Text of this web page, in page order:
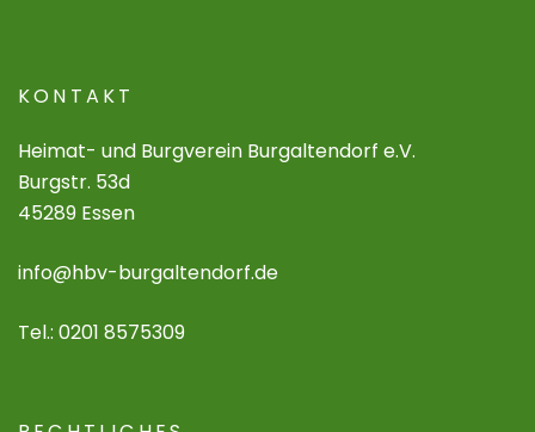
KONTAKT
Heimat- und Burgverein Burgaltendorf e.V.
Burgstr. 53d
45289 Essen
info@hbv-burgaltendorf.de
Tel.: 0201 8575309